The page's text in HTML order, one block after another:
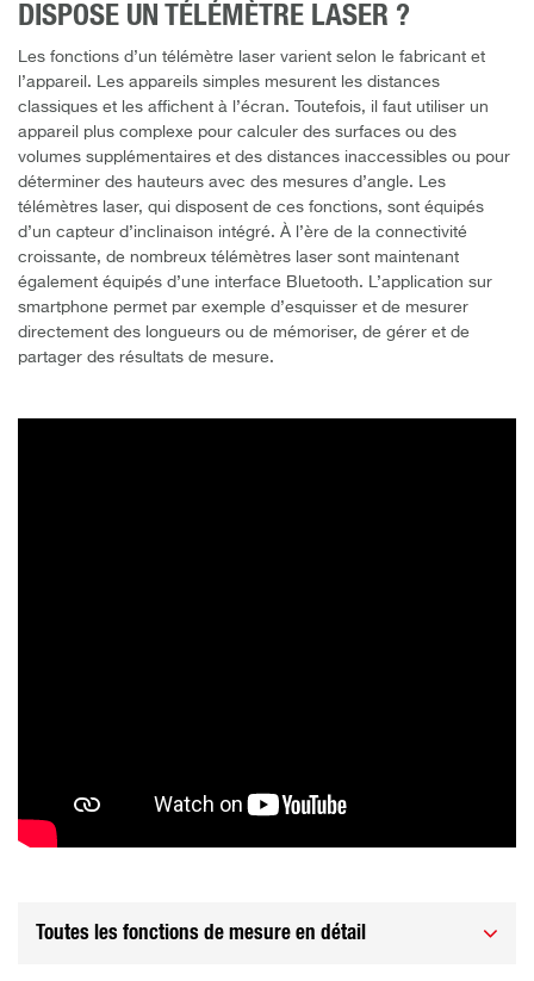
DISPOSE UN TÉLÉMÈTRE LASER ?
Les fonctions d’un télémètre laser varient selon le fabricant et
l’appareil. Les appareils simples mesurent les distances
classiques et les affichent à l’écran. Toutefois, il faut utiliser un
appareil plus complexe pour calculer des surfaces ou des
volumes supplémentaires et des distances inaccessibles ou pour
déterminer des hauteurs avec des mesures d’angle. Les
télémètres laser, qui disposent de ces fonctions, sont équipés
d’un capteur d’inclinaison intégré. À l’ère de la connectivité
croissante, de nombreux télémètres laser sont maintenant
également équipés d’une interface Bluetooth. L’application sur
smartphone permet par exemple d’esquisser et de mesurer
directement des longueurs ou de mémoriser, de gérer et de
partager des résultats de mesure.
Toutes les fonctions de mesure en détail